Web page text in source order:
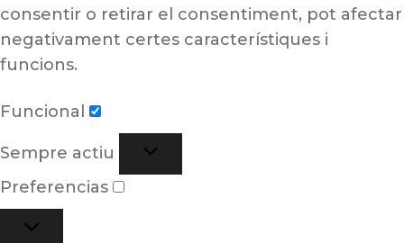
consentir o retirar el consentiment, pot afectar
negativament certes característiques i
funcions.
Funcional
Sempre actiu
Preferencias